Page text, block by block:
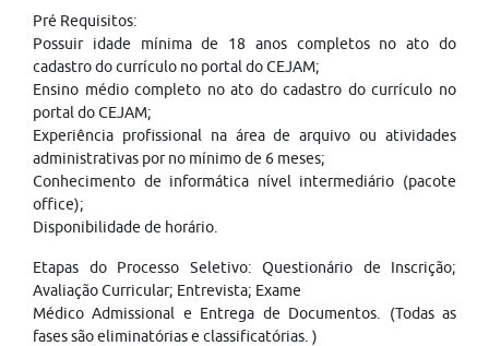
Pré Requisitos:
Possuir idade mínima de 18 anos completos no ato do
cadastro do currículo no portal do CEJAM;
Ensino médio completo no ato do cadastro do currículo no
portal do CEJAM;
Experiência profissional na área de arquivo ou atividades
administrativas por no mínimo de 6 meses;
Conhecimento de informática nível intermediário (pacote
office);
Disponibilidade de horário.
Etapas do Processo Seletivo: Questionário de Inscrição;
Avaliação Curricular; Entrevista; Exame
Médico Admissional e Entrega de Documentos. (Todas as
fases são eliminatórias e classificatórias. )